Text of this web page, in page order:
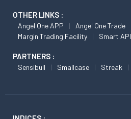
OTHER LINKS :
Angel One APP Angel One Trade
Margin Trading Facility
Smart API
PARTNERS :
Sensibull Smallcase Streak